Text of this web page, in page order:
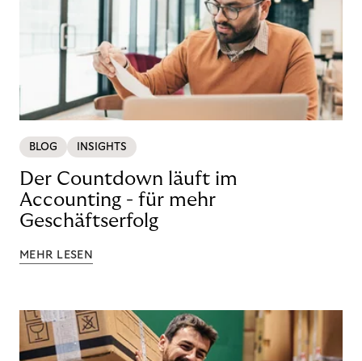
BLOG INSIGHTS
Der Countdown läuft im
Accounting - für mehr
Geschäftserfolg
MEHR LESEN